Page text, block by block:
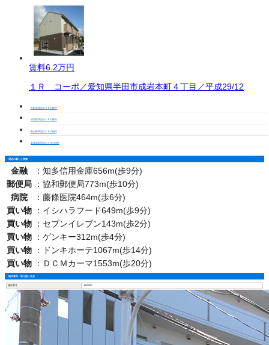
賃料6.2万円
１Ｒ コーポ／愛知県半田市成岩本町４丁目／平成29/12
半田市周辺の１Ｒの物件
成岩駅周辺の１Ｒの物件
青山駅周辺の１Ｒの物件
東成岩駅周辺の１Ｒの物件
周辺の暮らし情報
金融 ： 知多信用金庫656m(歩9分)
郵便局
： 協和郵便局773m(歩10分)
病院
： 藤條医院464m(歩6分)
買い物
： イシハラフード649m(歩9分)
買い物
： セブンイレブン143m(歩2分)
買い物
： ゲンキー312m(歩4分)
買い物
：
ドンキホーテ1067m(歩14分)
買い物
： ＤＣＭカーマ1553m(歩20分)
物件番号・取り扱い支店
物件番号 4002652